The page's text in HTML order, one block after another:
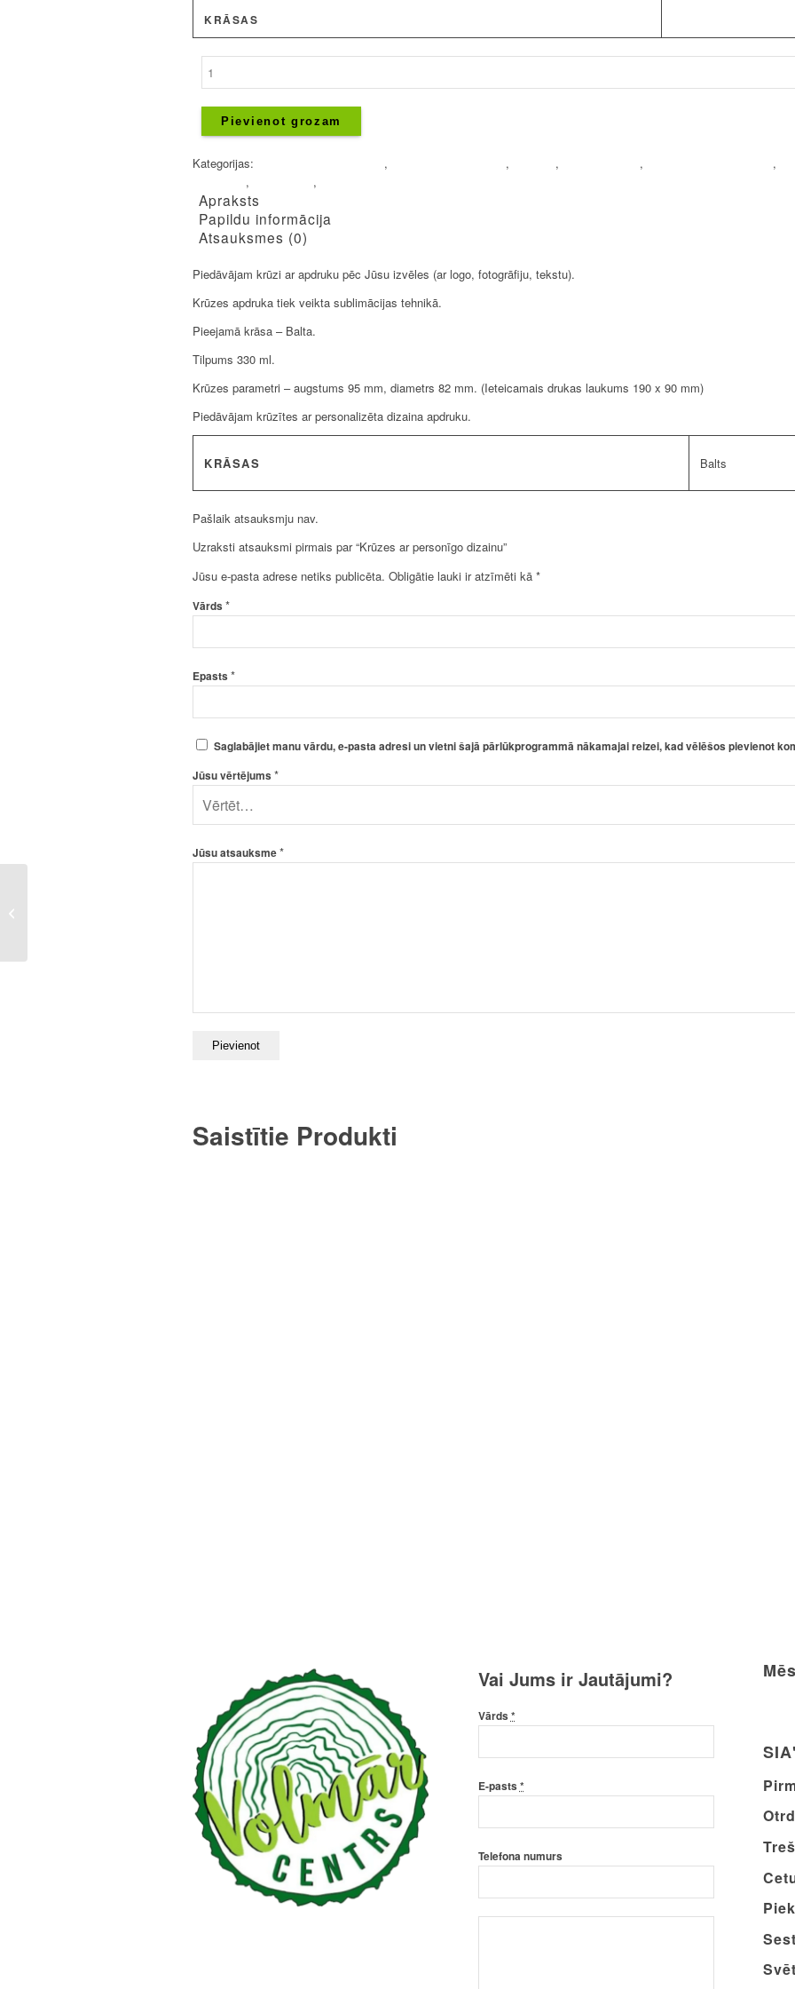
KRĀSAS
dizainu
daudzums
Pievienot grozam
Kategorijas: , , , , ,
, ,
Apraksts
Papildu informācija
Atsauksmes (0)
Piedāvājam krūzi ar apdruku pēc Jūsu izvēles (ar logo, fotogrāfiju, tekstu).
Krūzes apdruka tiek veikta sublimācijas tehnikā.
Pieejamā krāsa – Balta.
Tilpums 330 ml.
Krūzes parametri – augstums 95 mm, diametrs 82 mm. (Ieteicamais drukas laukums 190 x 90 mm)
Piedāvājam krūzītes ar personalizēta dizaina apdruku.
KRĀSAS Balts
Pašlaik atsauksmju nav.
Uzraksti atsauksmi pirmais par “Krūzes ar personīgo dizainu”
Jūsu e-pasta adrese netiks publicēta. Obligātie lauki ir atzīmēti kā *
Vārds *
Epasts *
Saglabājiet manu vārdu, e-pasta adresi un vietni šajā pārlūkprogrammā nākamajai reizei, kad vēlēšos pievienot
Jūsu vērtējums *
Jūsu atsauksme*
Saistītie Produkti
Vai Jums ir Jautājumi?
Vārds *
E-pasts *
Telefona numurs